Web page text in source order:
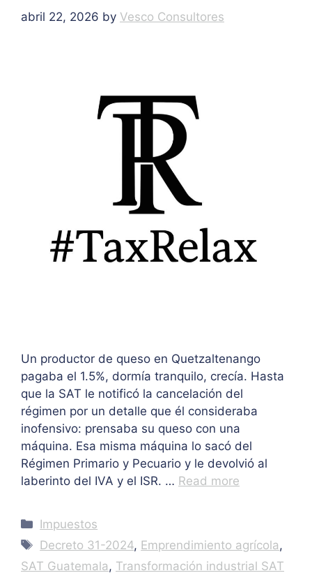
abril 22, 2026 by Vesco Consultores
Un productor de queso en Quetzaltenango
pagaba el 1.5%, dormía tranquilo, crecía. Hasta
que la SAT le notificó la cancelación del
régimen por un detalle que él consideraba
inofensivo: prensaba su queso con una
máquina. Esa misma máquina lo sacó del
Régimen Primario y Pecuario y le devolvió al
laberinto del IVA y el ISR. … Read more
Categories
Impuestos
Tags
Decreto 31-2024, Emprendimiento agrícola,
SAT Guatemala, Transformación industrial SAT